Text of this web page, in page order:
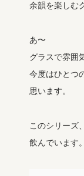
余韻を楽しむ
あ〜
グラスで雰囲
今度はひとつ
思います。
このシリーズ
飲んでいます。